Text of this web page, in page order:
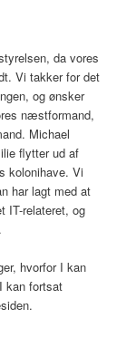
da vores
Vi takker for det
og ønsker
næstformand,
Michael
flytter ud af
kolonihave. Vi
har lagt med at
IT-relateret, og
hvorfor I kan
kan fortsat